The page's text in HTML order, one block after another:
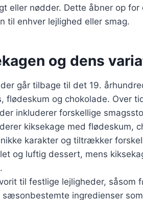
eller nødder. Dette åbner op for
til enhver lejlighed eller smag.
og dens
går tilbage til det 19.
flødeskum og chokolade. Over
inkluderer forskellige
kiksekage med flødeskum,
karakter og tiltrækker
og luftig dessert, mens
til festlige lejligheder, såsom
sæsonbestemte ingredienser